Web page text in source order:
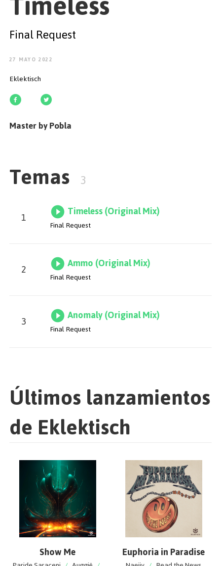
EMPEZAR
Final Request
27 MAYO 2022
Eklektisch
Master by Pobla
Temas 3
1 Timeless (Original Mix)
Final Request
2 Ammo (Original Mix)
Final Request
3 Anomaly (Original Mix)
Final Request
Últimos lanzamientos
de Eklektisch
Show Me Euphoria in Paradise